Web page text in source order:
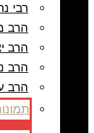
רבי
הרב
הרב
הרב
הרב